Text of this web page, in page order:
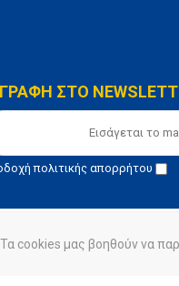
ΣΤΟ
πολιτικής απορρήτου
2020 Όροι Χρήσης
Τα cookies μας βοηθούν να